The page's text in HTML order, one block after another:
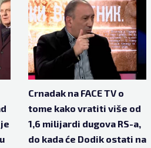
Crnadak na FACE TV o
tome kako vratiti više od
1,6 milijardi dugova RS-a,
do kada će Dodik ostati na